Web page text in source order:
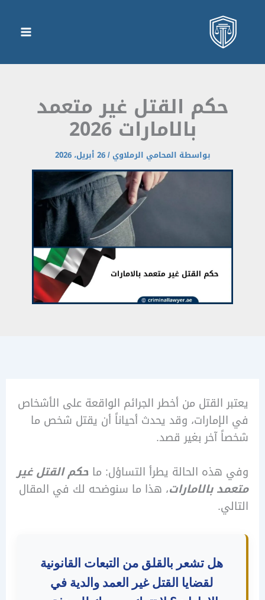
القتل غير متعمد
بالامارات 2026
المحامي الرملاوي/26 أبريل، 2026
القتل من أخطر الجرائم الواقعة على الأشخاص
وقد يحدث أحياناً أن يقتل شخص ما
آخر بغير قصد.
الحالة يطرأ التساؤل: ماحكم القتل غير
بالامارات، هذا ما سنوضحه لك في المقال
هل تشعر بالقلق من التبعات القانونية
لقضايا القتل غير العمد والدية في